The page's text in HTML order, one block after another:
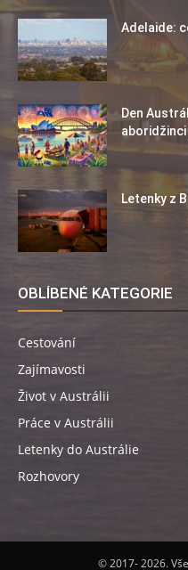
Adelaide:
Den
Letenky z
OBLÍBENÉ KATEGORIE
Cestování
Zajímavosti
Život v Austrálii
Práce v Austrálii
Letenky do Austrálie
Rozhovory
© 2017- 2026.